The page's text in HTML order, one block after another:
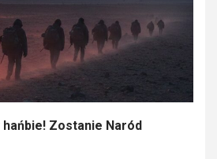
Zostanie Naród